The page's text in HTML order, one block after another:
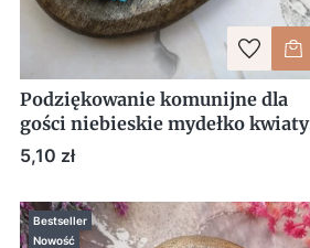
Podziękowanie komunijne dla
gości niebieskie mydełko kwiaty
stokrotka serce personalizacja
Cena
5,10 zł
Bestseller
Nowość